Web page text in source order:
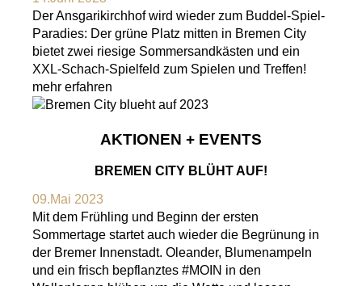
Der Ansgarikirchhof wird wieder zum Buddel-Spiel-
Paradies: Der grüne Platz mitten in Bremen City
bietet zwei riesige Sommersandkästen und ein
XXL-Schach-Spielfeld zum Spielen und Treffen!
mehr erfahren
AKTIONEN + EVENTS
BREMEN CITY BLÜHT AUF!
09.Mai 2023
Mit dem Frühling und Beginn der ersten
Sommertage startet auch wieder die Begrünung in
der Bremer Innenstadt. Oleander, Blumenampeln
und ein frisch bepflanztes #MOIN in den